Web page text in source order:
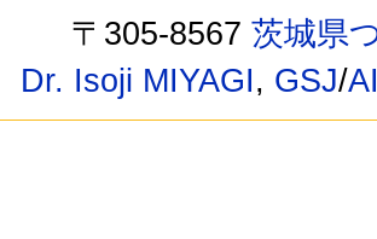
〒305-8567茨城県
Dr. Isoji MIYAGI, GSJ/